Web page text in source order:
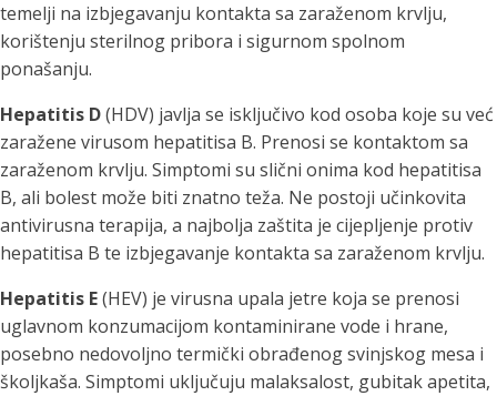
temelji na izbjegavanju kontakta sa zaraženom krvlju,
korištenju sterilnog pribora i sigurnom spolnom
ponašanju.
Hepatitis D(HDV) javlja se isključivo kod osoba koje su već
zaražene virusom hepatitisa B. Prenosi se kontaktom sa
zaraženom krvlju. Simptomi su slični onima kod hepatitisa
B, ali bolest može biti znatno teža. Ne postoji učinkovita
antivirusna terapija, a najbolja zaštita je cijepljenje protiv
hepatitisa B te izbjegavanje kontakta sa zaraženom krvlju.
Hepatitis E(HEV) je virusna upala jetre koja se prenosi
uglavnom konzumacijom kontaminirane vode i hrane,
posebno nedovoljno termički obrađenog svinjskog mesa i
školjkaša. Simptomi uključuju malaksalost, gubitak apetita,